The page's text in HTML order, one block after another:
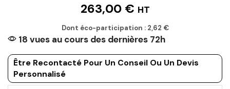
263,00 € HT
Dont éco-participation : 2,62 €
18 vues au cours des dernières 72h
Être Recontacté Pour Un Conseil Ou Un Devis
Personnalisé